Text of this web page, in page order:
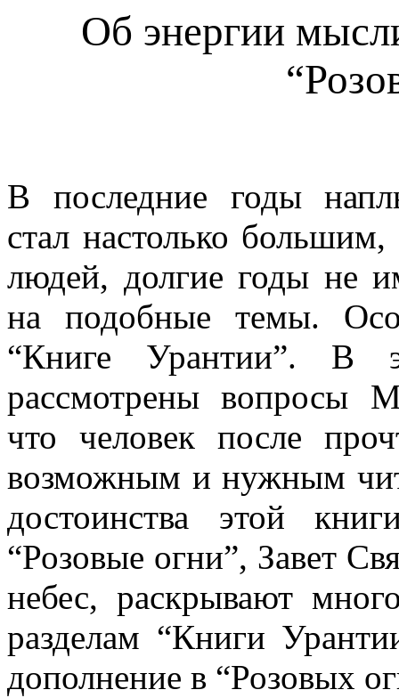
Об энергии
В последние годы
стал настолько
людей, долгие годы не
на подобные темы.
“Книге Урантии”. В
рассмотрены вопросы
что человек после
возможным и нужным
достоинства этой
“Розовые огни”, Завет
небес, раскрывают
разделам “Книги
дополнение в “Розовых